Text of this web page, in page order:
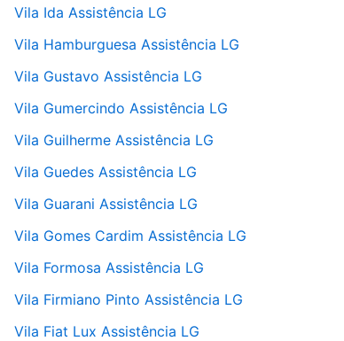
Vila Ida Assistência LG
Vila Hamburguesa Assistência LG
Vila Gustavo Assistência LG
Vila Gumercindo Assistência LG
Vila Guilherme Assistência LG
Vila Guedes Assistência LG
Vila Guarani Assistência LG
Vila Gomes Cardim Assistência LG
Vila Formosa Assistência LG
Vila Firmiano Pinto Assistência LG
Vila Fiat Lux Assistência LG